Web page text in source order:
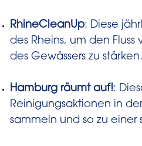
RhineCleanUp: Diese
des Rheins, um den
des Gewässers zu stärken.
Hamburg räumt auf!:
Reinigungsaktionen in
sammeln und so zu